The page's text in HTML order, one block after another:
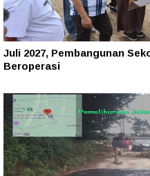
Juli 2027, Pembangunan
Beroperasi